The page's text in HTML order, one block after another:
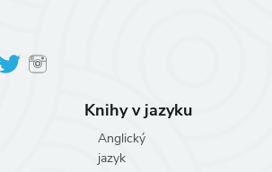
Knihy v jazyku
Anglický
jazyk